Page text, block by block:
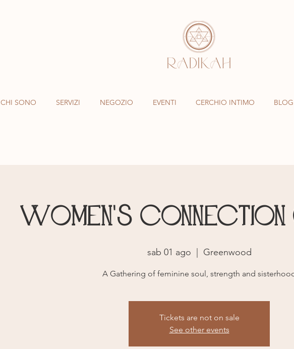
CHI SONO SERVIZI NEGOZIO EVENTI CERCHIO INTIMO BLOG
Women's
sab 01 ago Greenwood
A Gathering of feminine soul, strength and
Tickets are not on sale
See other events